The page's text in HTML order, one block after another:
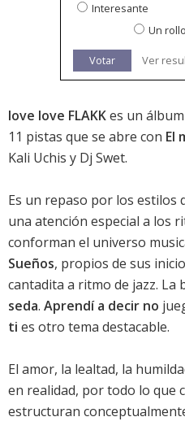
Interesante
Un rollo
Votar Ver
love love FLAKKes un
11 pistas que se abre con El
Kali Uchis y Dj Swet.
Es un repaso por los estilos
una atención especial a los
conforman el universo
Sueños, propios de sus
cantadita a ritmo de jazz. La
seda. Aprendí a decir no
ti es otro tema destacable.
El amor, la lealtad, la
en realidad, por todo lo que
estructuran